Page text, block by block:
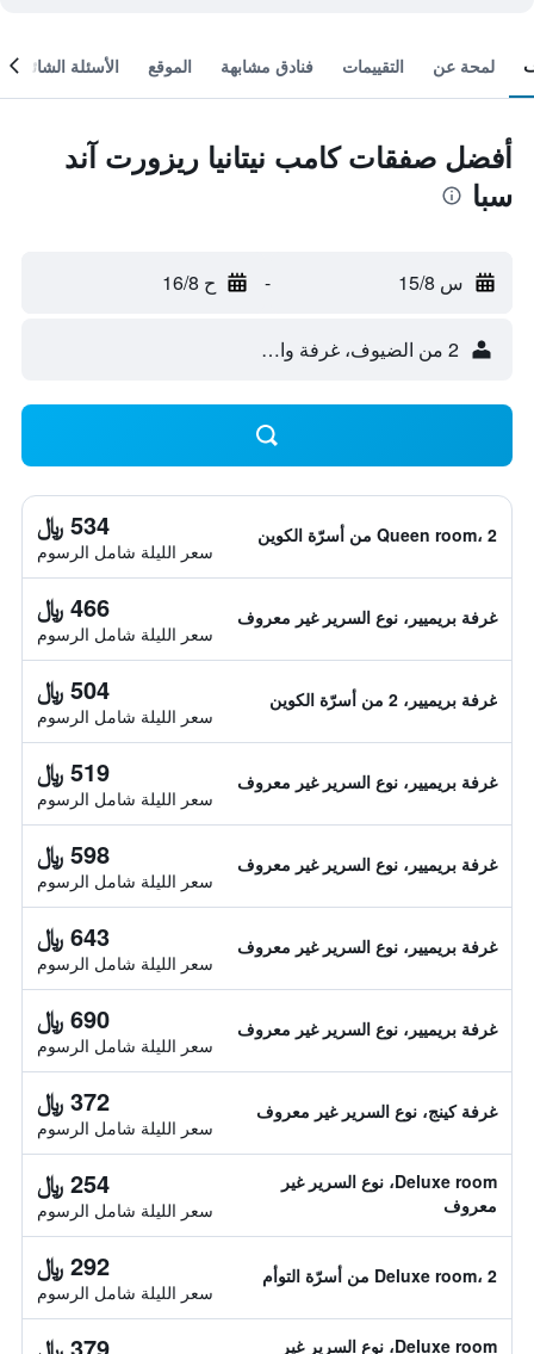
لمحة عن التقييمات فنادق مشابهة الموقع الأسئلة الشائعة
أفضل صفقات كامب نيتانيا ريزورت آند
سبا
س 15/8 - ح 16/8
2 من الضيوف، غرفة واحدة
Queen room، 2 من أسرّة الكوين 534 ﷼
سعر الليلة شامل الرسوم
غرفة بريميير، نوع السرير غير معروف 466 ﷼
سعر الليلة شامل الرسوم
غرفة بريميير، 2 من أسرّة الكوين 504 ﷼
سعر الليلة شامل الرسوم
غرفة بريميير، نوع السرير غير معروف 519 ﷼
سعر الليلة شامل الرسوم
غرفة بريميير، نوع السرير غير معروف 598 ﷼
سعر الليلة شامل الرسوم
غرفة بريميير، نوع السرير غير معروف 643 ﷼
سعر الليلة شامل الرسوم
غرفة بريميير، نوع السرير غير معروف 690 ﷼
سعر الليلة شامل الرسوم
غرفة كينج، نوع السرير غير معروف 372 ﷼
سعر الليلة شامل الرسوم
Deluxe room، نوع السرير غير
معروف
254 ﷼
سعر الليلة شامل الرسوم
Deluxe room، 2 من أسرّة التوأم 292 ﷼
سعر الليلة شامل الرسوم
Deluxe room، نوع السرير غير